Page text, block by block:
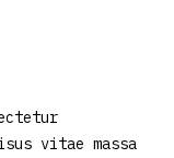
vitae massa